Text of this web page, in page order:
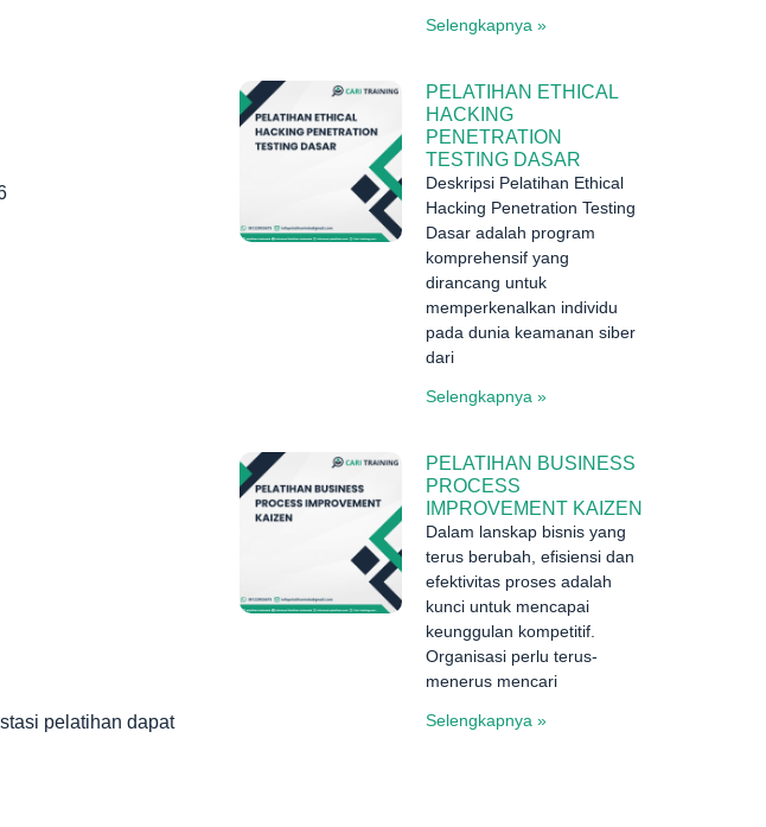
pelatihan dapat
Selengkapnya »
PELATIHAN ETHICAL
HACKING
PENETRATION
TESTING DASAR
Deskripsi Pelatihan Ethical
Hacking Penetration Testing
Dasar adalah program
komprehensif yang
dirancang untuk
memperkenalkan individu
pada dunia keamanan siber
dari
Selengkapnya »
PELATIHAN BUSINESS
PROCESS
IMPROVEMENT KAIZEN
Dalam lanskap bisnis yang
terus berubah, efisiensi dan
efektivitas proses adalah
kunci untuk mencapai
keunggulan kompetitif.
Organisasi perlu terus-
menerus mencari
Selengkapnya »